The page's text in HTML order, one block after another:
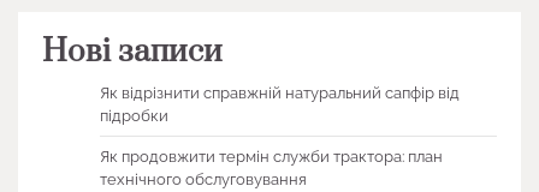
Нові записи
Як відрізнити справжній натуральний сапфір від
підробки
Як продовжити термін служби трактора: план
технічного обслуговування